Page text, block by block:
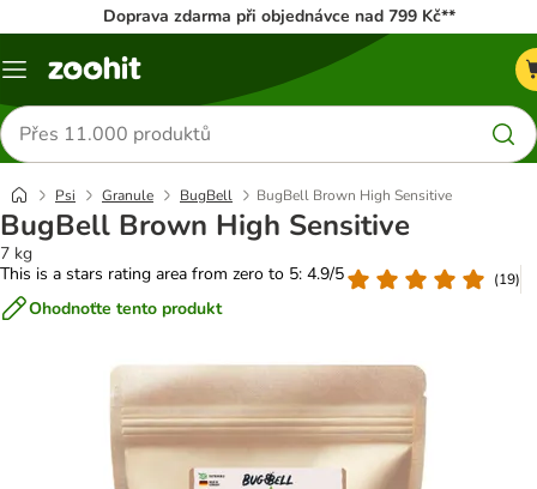
Doprava zdarma při objednávce nad 799 Kč**
Menu
Hledat
produkty
Psi Granule BugBell BugBell Brown High Sensitive
BugBell Brown High Sensitive
7 kg
This is a stars rating area from zero to 5: 4.9/5
(19)
Ohodnoťte tento produkt